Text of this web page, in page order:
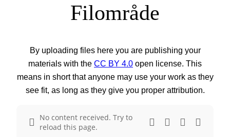
Filområde
By uploading files here you are publishing your
materials with the CC BY 4.0 open license. This
means in short that anyone may use your work as they
see fit, as long as they give you proper attribution.
No content received. Try to
reload this page.